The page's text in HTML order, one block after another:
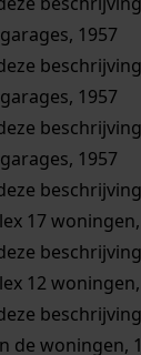
1957
1957
1957
17
12
de woningen,